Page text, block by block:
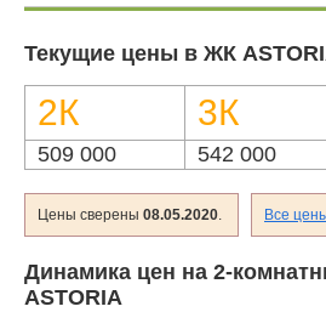
Агентства
Объявления
Кабинет
Текущие цены в ЖК
2К 3К
509 000 542 000
Цены сверены 08.05.2020. Все
Динамика цен на 2-
ASTORIA